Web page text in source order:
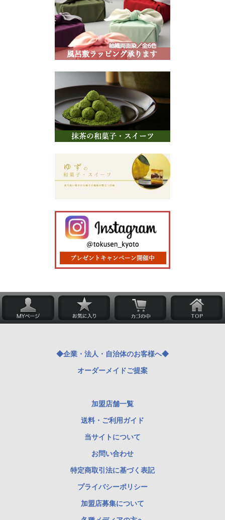
◆企業・法人・自治体のお客様へ◆
オーダーメイドご提案
加盟店舗一覧
送料・ご利用ガイド
当サイトについて
お問い合わせ
特定商取引法に基づく表記
プライバシーポリシー
加盟店募集について